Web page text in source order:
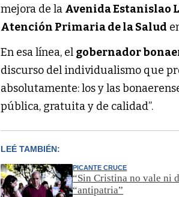
mejora de la Avenida Estanislao
Atención Primaria de la Salud
En esa línea, el gobernador
discurso del individualismo que
absolutamente: los y las
pública, gratuita y de calidad”.
LEÉ TAMBIÉN:
PICANTE CRUCE
“Sin Cristina no vale ni
“antipatria”